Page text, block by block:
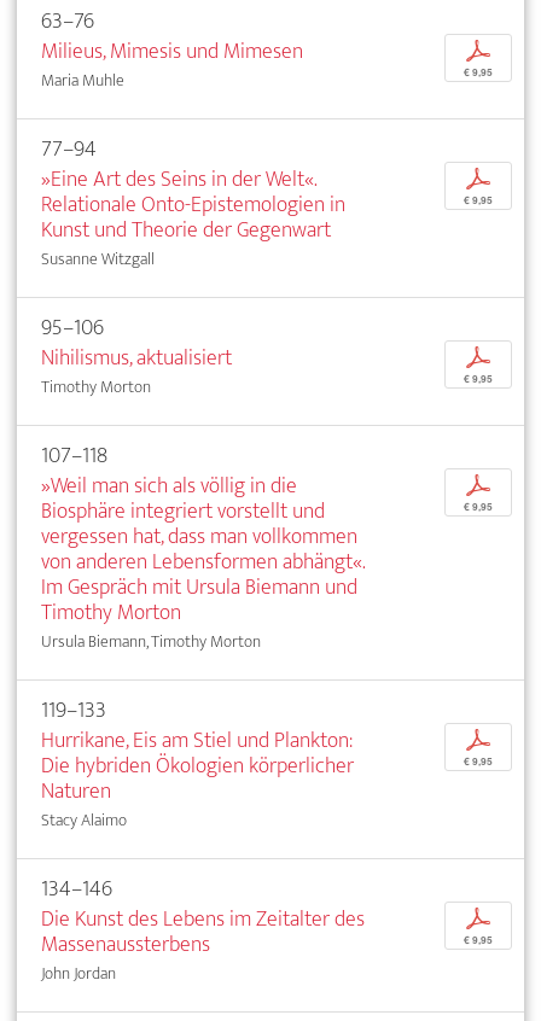
63–76
Milieus, Mimesis und Mimesen
Maria Muhle
p
€ 9,95
77–94
»Eine Art des Seins in der Welt«.
Relationale Onto-Epistemologien in
Kunst und Theorie der Gegenwart
Susanne Witzgall
p
€ 9,95
95–106
Nihilismus, aktualisiert
Timothy Morton
p
€ 9,95
107–118
»Weil man sich als völlig in die
Biosphäre integriert vorstellt und
vergessen hat, dass man vollkommen
von anderen Lebensformen abhängt«.
Im Gespräch mit Ursula Biemann und
Timothy Morton
Ursula Biemann, Timothy Morton
p
€ 9,95
119–133
Hurrikane, Eis am Stiel und Plankton:
Die hybriden Ökologien körperlicher
Naturen
Stacy Alaimo
p
€ 9,95
134–146
Die Kunst des Lebens im Zeitalter des
Massenaussterbens
John Jordan
p
€ 9,95